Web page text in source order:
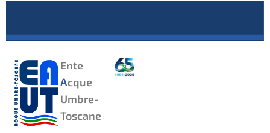
Ente
Acque
Umbre-
Toscane